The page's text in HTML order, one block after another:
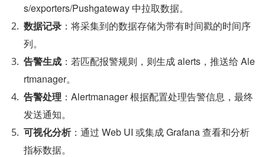
s/exporters/Pushgateway 中拉取数据。
数据记录 ：将采集到的数据存储为带有时间戳的时间序
列。
告警生成 ：若匹配报警规则，则生成 alerts，推送给 Ale
rtmanager。
告警处理 ：Alertmanager 根据配置处理告警信息，最终
发送通知。
可视化分析：通过 Web UI 或集成 Grafana 查看和分析
指标数据。